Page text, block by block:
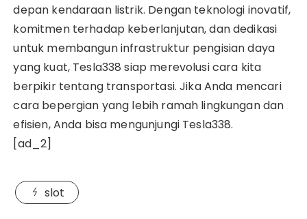
depan kendaraan listrik. Dengan teknologi inovatif,
komitmen terhadap keberlanjutan, dan dedikasi
untuk membangun infrastruktur pengisian daya
yang kuat, Tesla338 siap merevolusi cara kita
berpikir tentang transportasi. Jika Anda mencari
cara bepergian yang lebih ramah lingkungan dan
efisien, Anda bisa mengunjungi Tesla338.
[ad_2]
slot